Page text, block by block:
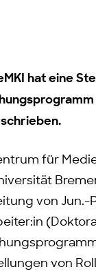
hat eine
für
von Jun.-
von